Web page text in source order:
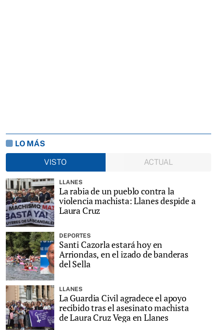
LO MÁS
VISTO
ACTUAL
LLANES
La rabia de un pueblo contra la
violencia machista: Llanes despide a
Laura Cruz
DEPORTES
Santi Cazorla estará hoy en
Arriondas, en el izado de banderas
del Sella
LLANES
La Guardia Civil agradece el apoyo
recibido tras el asesinato machista
de Laura Cruz Vega en Llanes